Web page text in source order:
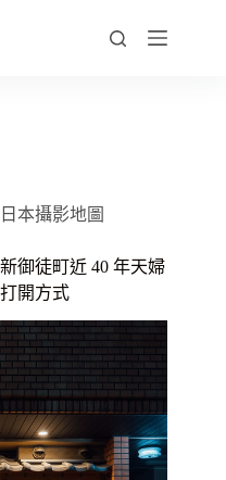
日本攝影地圖
御徒町近 40 年天婦
開方式